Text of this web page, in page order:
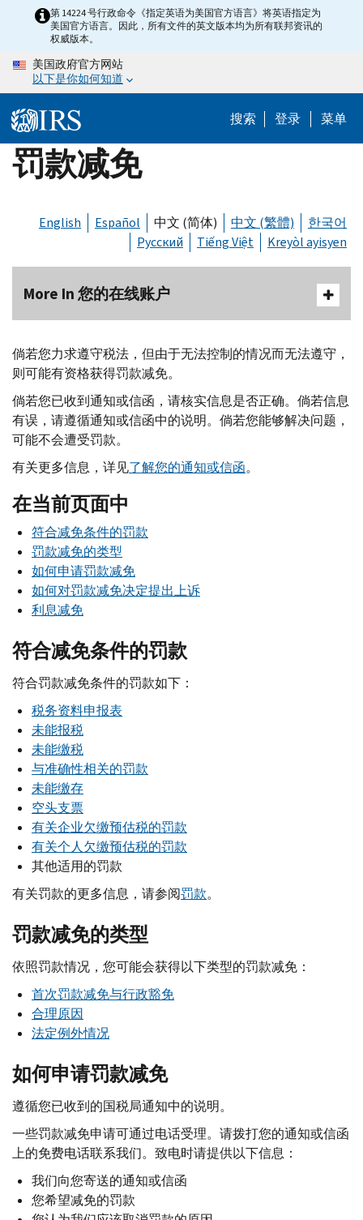
content
第 14224 号行政命令《指定英语为美国官方语言》将英语指定为
美国官方语言。因此，所有文件的英文版本均为所有联邦资讯的
权威版本。
美国政府官方网站
以下是你如何知道
搜索 登录 菜单
罚款减免
English Español 中文 (简体) 中文 (繁體)
한국어
Русский
Tiếng Việt Kreyòl ayisyen
More In 您的在线账户
倘若您力求遵守税法，但由于无法控制的情况而无法遵守，
则可能有资格获得罚款减免。
倘若您已收到通知或信函，请核实信息是否正确。倘若信息
有误，请遵循通知或信函中的说明。倘若您能够解决问题，
可能不会遭受罚款。
有关更多信息，详见了解您的通知或信函。
在当前页面中
符合减免条件的罚款
罚款减免的类型
如何申请罚款减免
如何对罚款减免决定提出上诉
利息减免
符合减免条件的罚款
符合罚款减免条件的罚款如下：
税务资料申报表
未能报税
未能缴税
与准确性相关的罚款
未能缴存
空头支票
有关企业欠缴预估税的罚款
有关个人欠缴预估税的罚款
其他适用的罚款
有关罚款的更多信息，请参阅罚款。
罚款减免的类型
依照罚款情况，您可能会获得以下类型的罚款减免：
首次罚款减免与行政豁免
合理原因
法定例外情况
如何申请罚款减免
遵循您已收到的国税局通知中的说明。
一些罚款减免申请可通过电话受理。请拨打您的通知或信函
上的免费电话联系我们。致电时请提供以下信息：
我们向您寄送的通知或信函
您希望减免的罚款